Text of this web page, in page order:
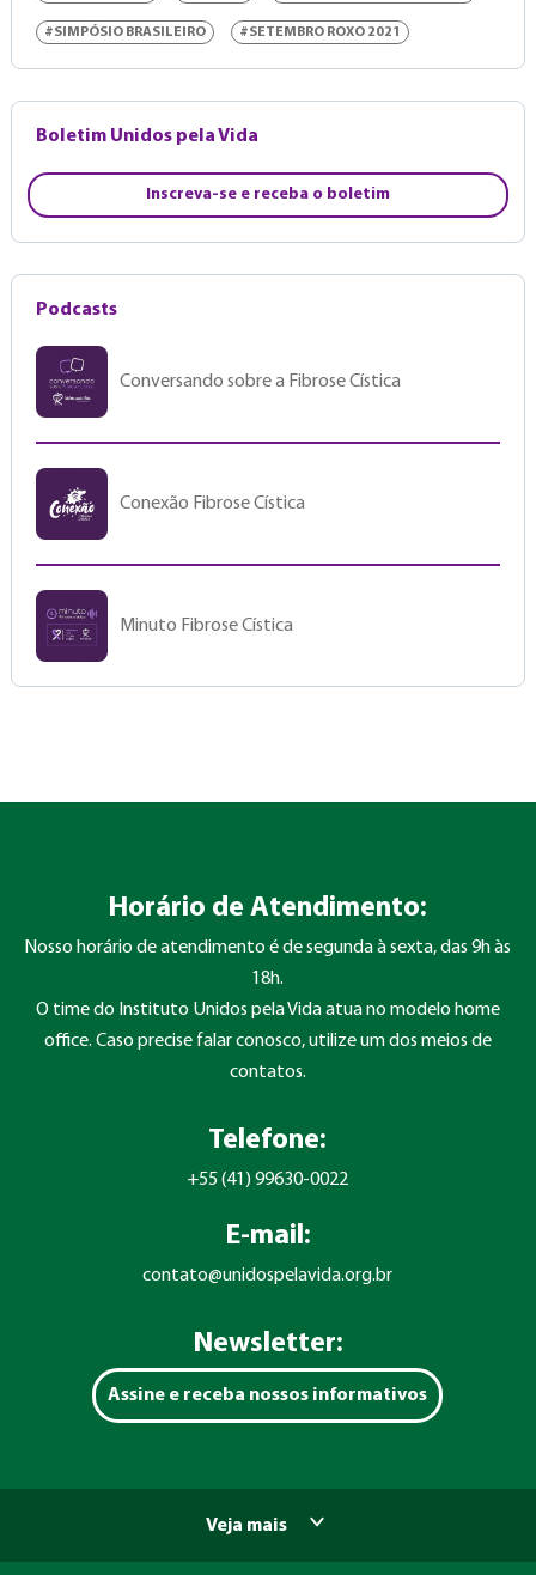
#SIMPÓSIO BRASILEIRO #SETEMBRO ROXO 2021
Boletim Unidos pela Vida
Inscreva-se e receba o boletim
Podcasts
Conversando sobre a Fibrose Cística
Conexão Fibrose Cística
Minuto Fibrose Cística
Horário de Atendimento:
Nosso horário de atendimento é de segunda à sexta, das 9h às
18h.
O time do Instituto Unidos pela Vida atua no modelo home
office. Caso precise falar conosco, utilize um dos meios de
contatos.
Telefone:
+55 (41) 99630-0022
E-mail:
contato@unidospelavida.org.br
Newsletter:
Assine e receba nossos informativos
Veja mais